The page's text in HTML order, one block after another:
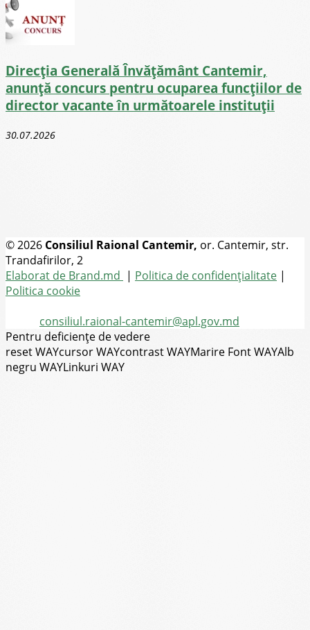
Direcţia Generală Învăţământ Cantemir,
anunță concurs pentru ocuparea funcţiilor de
director vacante în următoarele instituții
30.07.2026
© 2026 Consiliul Raional Cantemir, or. Cantemir, str.
Trandafirilor, 2
Elaborat de Brand.md | Politica de confidențialitate |
Politica cookie
consiliul.raional-cantemir@apl.gov.md
Pentru deficiențe de vedere
reset WAYcursor WAYcontrast WAYMarire Font WAYAlb
negru WAYLinkuri WAY